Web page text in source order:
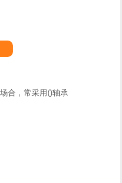
合，常采用()轴承